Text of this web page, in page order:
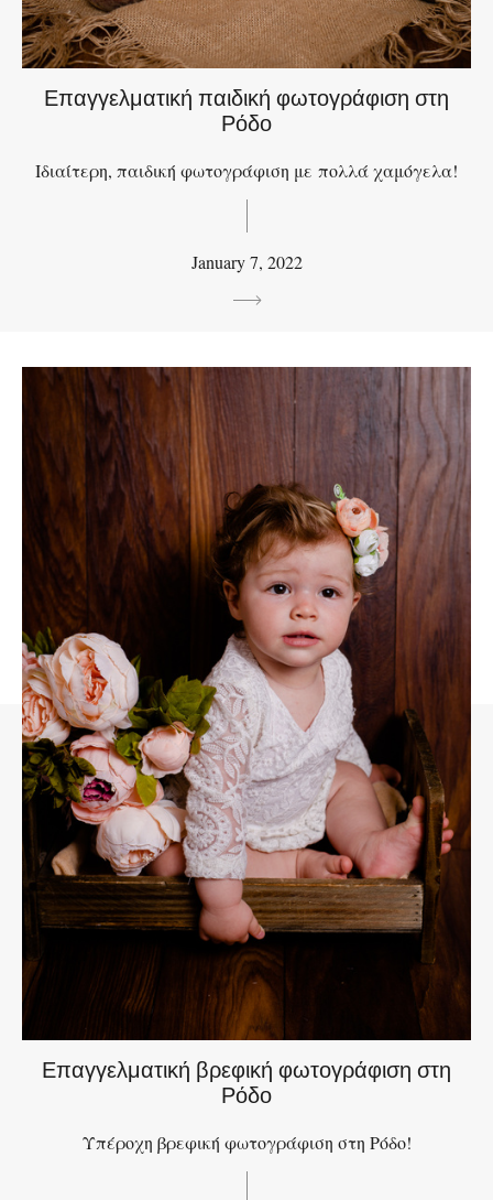
Επαγγελματική παιδική φωτογράφιση στη
Ρόδο
Ιδιαίτερη, παιδική φωτογράφιση με πολλά χαμόγελα!
January 7, 2022
Επαγγελματική βρεφική φωτογράφιση στη
Ρόδο
Υπέροχη βρεφική φωτογράφιση στη Ρόδο!